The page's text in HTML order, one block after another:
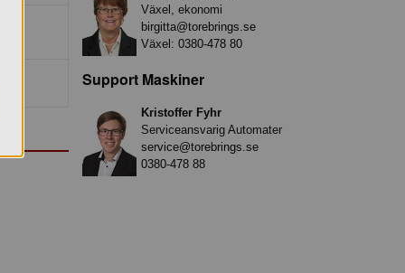
Växel, ekonomi
birgitta@torebrings.se
Växel: 0380-478 80
Support Maskiner
Kristoffer Fyhr
Serviceansvarig Automater
service@torebrings.se
0380-478 88